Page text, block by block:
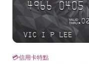
💳信用卡特點